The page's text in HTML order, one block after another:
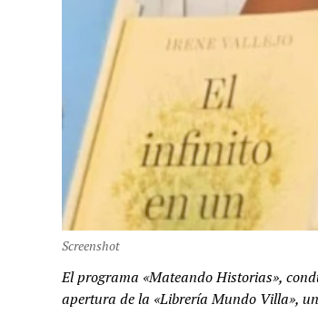
Screenshot
El programa «Mateando Historias»,
apertura de la «Librería Mundo Villa»,